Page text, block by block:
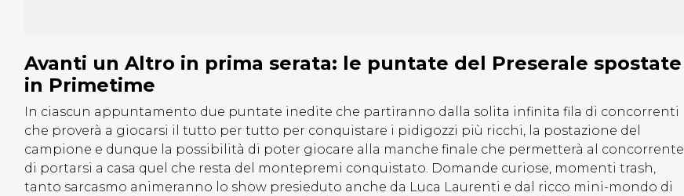
Avanti un Altro in prima serata: le puntate del Preserale spostate
in Primetime
In ciascun appuntamento due puntate inedite che partiranno dalla solita infinita fila di concorrenti
che proverà a giocarsi il tutto per tutto per conquistare i pidigozzi più ricchi, la postazione del
campione e dunque la possibilità di poter giocare alla manche finale che permetterà al concorrente
di portarsi a casa quel che resta del montepremi conquistato. Domande curiose, momenti trash,
tanto sarcasmo animeranno lo show presieduto anche da Luca Laurenti e dal ricco mini-mondo di